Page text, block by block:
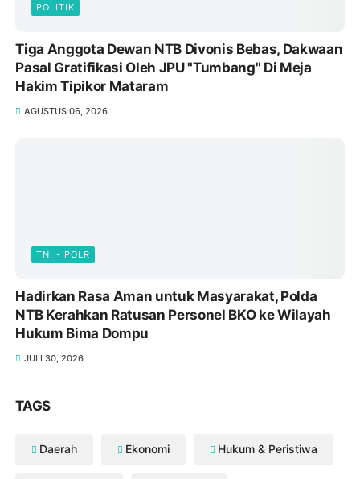
POLITIK
Tiga Anggota Dewan NTB Divonis Bebas, Dakwaan
Pasal Gratifikasi Oleh JPU "Tumbang" Di Meja
Hakim Tipikor Mataram
AGUSTUS 06, 2026
TNI - POLR
Hadirkan Rasa Aman untuk Masyarakat, Polda
NTB Kerahkan Ratusan Personel BKO ke Wilayah
Hukum Bima Dompu
JULI 30, 2026
TAGS
Daerah Ekonomi Hukum & Peristiwa